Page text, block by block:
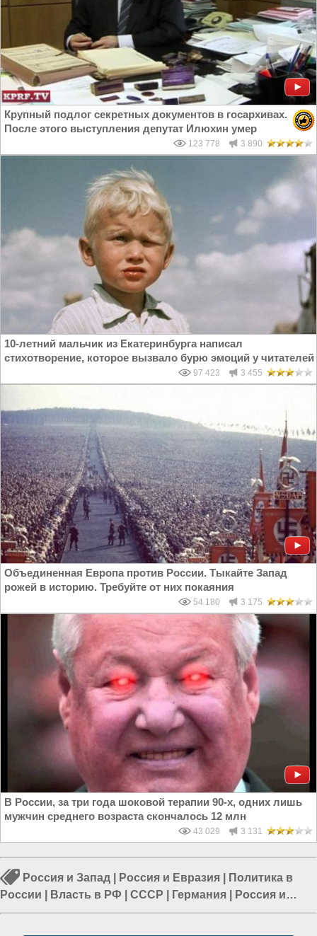
Крупный подлог секретных документов в госархивах.
После этого выступления депутат Илюхин умер
123 778 3 890
10-летний мальчик из Екатеринбурга написал
стихотворение, которое вызвало бурю эмоций у читателей
97 423 3 455
Объединенная Европа против России. Тыкайте Запад
рожей в историю. Требуйте от них покаяния
54 180 3 175
В России, за три года шоковой терапии 90-х, одних лишь
мужчин среднего возраста скончалось 12 млн
43 029 3 131
Россия и Запад Россия и Евразия
Политика в
России
Власть в РФ СССР Германия
Россия и
Европа